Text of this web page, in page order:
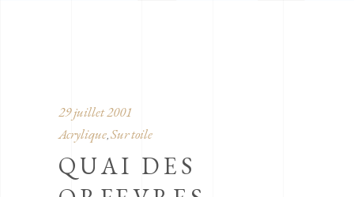
29 juillet 2001
Acrylique, Sur toile
QUAI DES